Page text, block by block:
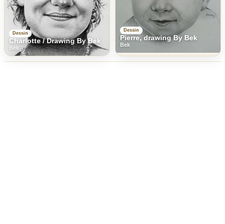
Dessin
Charlotte / Drawing By Bek
Bek
Dessin
Pierre, drawing By Bek
Bek